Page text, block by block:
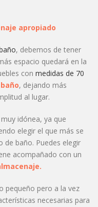
apropiado
, debemos de tener
espacio quedará en la
con medidas de 70
, dejando más
al lugar.
idónea, ya que
elegir el que más se
de baño. Puedes elegir
acompañado con un
pequeño pero a la vez
necesarias para